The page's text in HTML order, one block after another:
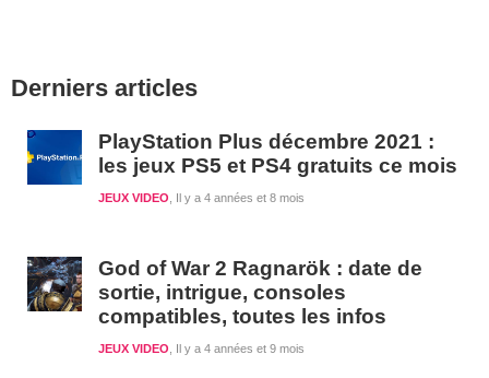
latérale
Derniers articles
PlayStation Plus décembre 2021 :
les jeux PS5 et PS4 gratuits ce mois
Il y a 4 années et 8 mois
JEUX VIDEO
God of War 2 Ragnarök : date de
sortie, intrigue, consoles
compatibles, toutes les infos
Il y a 4 années et 9 mois
JEUX VIDEO